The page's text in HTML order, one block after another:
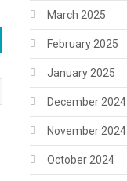
March 2025
February 2025
January 2025
December 2024
November 2024
October 2024